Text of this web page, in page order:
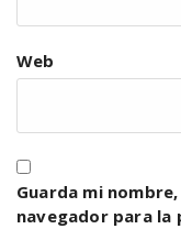
Web
Guarda mi
navegador para la